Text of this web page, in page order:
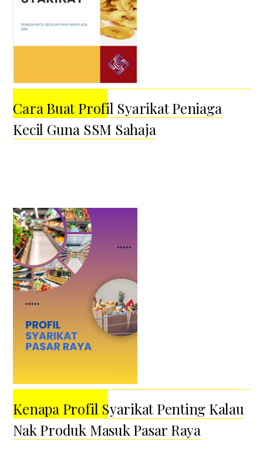
Cara Buat Profil Syarikat Peniaga
Kecil Guna SSM Sahaja
Kenapa Profil Syarikat Penting Kalau
Nak Produk Masuk Pasar Raya